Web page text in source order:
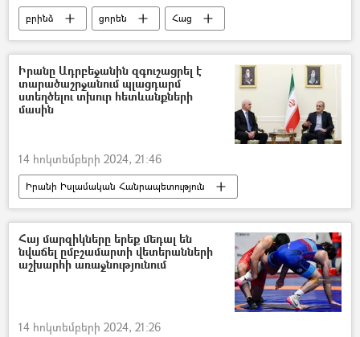
բրինձ ցորեն
Հաց
Ռուսաստան
Հայաստան
Դավիթ Պիպոյան
Արթուր Խաչատրյան
Իրանը Ադրբեջանին զգուշացրել է
տարածաշրջանում պլացդարմ
ստեղծելու տխուր հետևանքների
մասին
14 հոկտեմբերի 2024, 21:46
Իրանի Իսլամական Հանրապետություն
Ադրբեջան
Մասուդ Փեզեշքիան
Շահին Մուստաֆաև
Հայ մարզիկները երեք մեդալ են
նվաճել ըմբշամարտի վետերանների
աշխարհի առաջնությունում
14 հոկտեմբերի 2024, 21:26